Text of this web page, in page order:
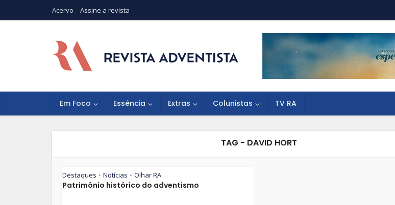
Acervo Assine a revista
Em Foco Essência Extras Colunistas TV RA
TAG - DAVID HORT
Destaques • Notícias • Olhar RA
Patrimônio histórico do adventismo